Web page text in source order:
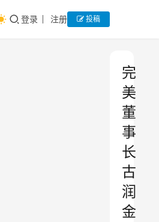
登录 注册 投稿
完
美
董
事
长
古
润
金